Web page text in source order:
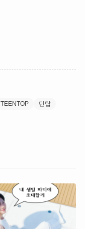
TEENTOP 틴탑